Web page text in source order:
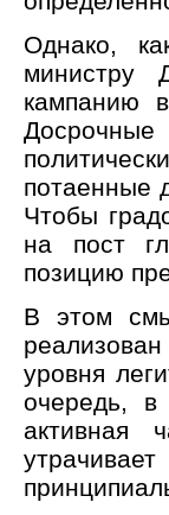
Однако,
министру
кампанию
Досрочные
потаенные
Чтобы
на пост
позицию
В этом
уровня
очередь, в
активная